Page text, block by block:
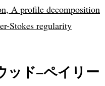
A profile decomposition
Stokes regularity
ッド–ペイリー